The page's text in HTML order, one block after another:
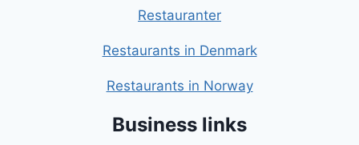
Restauranter
Restaurants in Denmark
Restaurants in Norway
Business links